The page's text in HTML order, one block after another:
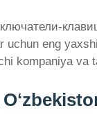
eng
kompaniya